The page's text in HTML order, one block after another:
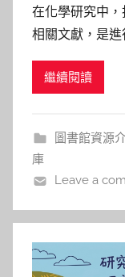
在化學研究中
相關文獻，是
Reaxys 是一個
繼續閱讀
圖書館資源
庫
Leave a